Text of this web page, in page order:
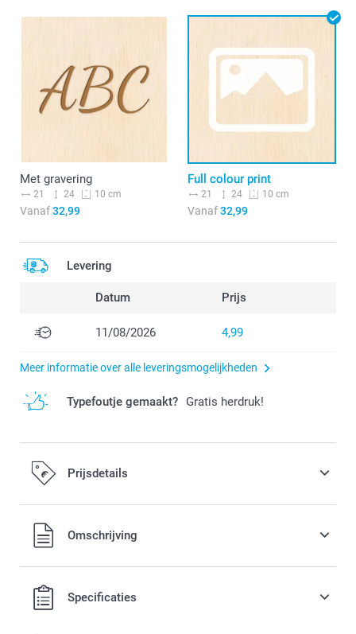
Met gravering
21 24 10 cm
Vanaf32,99
Full colour print
21 24 10 cm
Vanaf32,99
Levering
Datum Prijs
11/08/2026 4,99
Meer informatie over alle leveringsmogelijkheden
Typefoutje gemaakt? Gratis herdruk!
Prijsdetails
Alle prijzen zijn in EURO (€) inclusief BTW en exclusief
verzendkosten.Omschrijving
Specificaties